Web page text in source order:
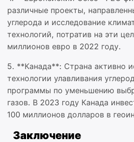
различные проекты,
углерода и исследование
технологий, потратив на эти
миллионов евро в 2022 году.
5. **Канада**: Страна активно
технологии улавливания
программы по уменьшению
газов. В 2023 году Канада
100 миллионов долларов в
Заключение